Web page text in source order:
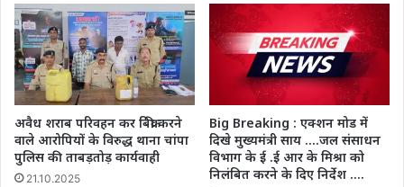
अवैध शराब परिवहन कर बिक्री करने
वाले आरोपियों के विरुद्ध थाना चांपा
पुलिस की ताबड़तोड़ कार्यवाही
21.10.2025
Big Breaking : एक्शन मोड में
दिखे मुख्यमंत्री साय ….जल संसाधन
विभाग के ई .ई आर के मिश्रा को
निलंबित करने के दिए निर्देश ….